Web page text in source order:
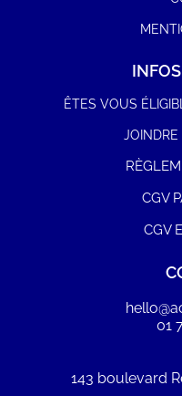
ÊTES VOUS
CGV
CGV
01
143 boulevard